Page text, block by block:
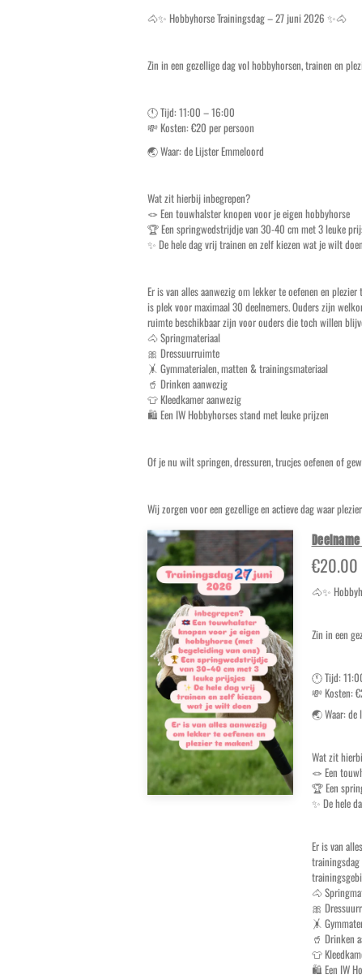
🐴✨ Hobbyhorse Trainingsdag – 27 juni 2026 ✨🐴
Zin in een gezellige dag vol hobbyhorsen, trainen en
🕚 Tijd: 11:00 – 16:00
💸 Kosten: €20 per persoon
🌏 Waar: de Lijster Emmeloord
Wat zit hierbij inbegrepen?
🪢 Een touwhalster knopen voor je eigen hobbyhorse
🏆 Een springwedstrijdje van 30-40 cm met 3 leuke
✨ De hele dag vrij trainen en zelf kiezen wat je wilt doen
Er is van alles aanwezig om lekker te oefenen en
is plek voor maximaal 30 deelnemers. Ouders zijn
ruimte beschikbaar zijn voor ouders die toch willen
🐴 Springmateriaal
🎀 Dressuurruimte
🤸 Gymmaterialen, matten & trainingsmateriaal
🥤 Drinken aanwezig
👕 Kleedkamer aanwezig
🛍️ Een IW Hobbyhorses stand met leuke prijzen
Of je nu wilt springen, dressuren, trucjes oefenen of
Wij zorgen voor een gezellige en actieve dag waar
€20.00
🐴✨
Zin in een
🕚 Tijd:
💸 Kosten:
🌏 Waar: de
Wat zit
🪢 Een
🏆 Een
✨ De hele
Er is van
🐴
🎀
🤸
🥤 Drinken
👕
🛍️ Een IW